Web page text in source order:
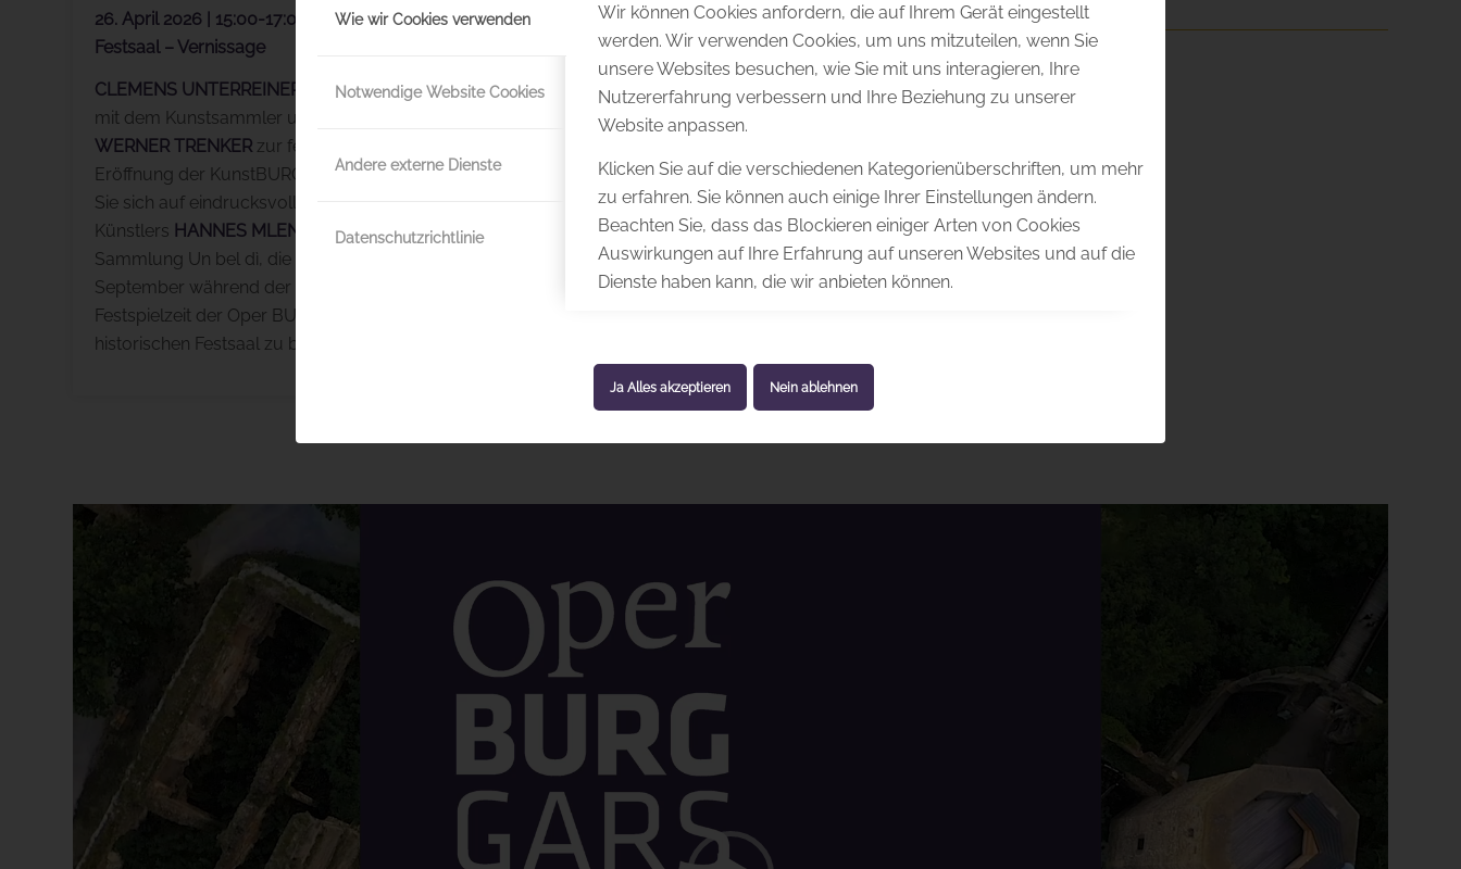
Wie wir Cookies verwenden
Notwendige Website Cookies
Andere externe Dienste
Datenschutzrichtlinie
Wir können Cookies anfordern, die auf Ihrem Gerät eingestellt
werden. Wir verwenden Cookies, um uns mitzuteilen, wenn Sie
unsere Websites besuchen, wie Sie mit uns interagieren, Ihre
Nutzererfahrung verbessern und Ihre Beziehung zu unserer
Website anpassen.
Klicken Sie auf die verschiedenen Kategorienüberschriften, um mehr
zu erfahren. Sie können auch einige Ihrer Einstellungen ändern.
Beachten Sie, dass das Blockieren einiger Arten von Cookies
Auswirkungen auf Ihre Erfahrung auf unseren Websites und auf die
Dienste haben kann, die wir anbieten können.
Ja Alles akzeptieren Nein ablehnen
26. April 2026 | 15:00-17:00 Uhr
Festsaal – Vernissage
CLEMENS UNTERREINER
lädt gemeinsam
mit dem Kunstsammler und Unternehmer
WERNER TRENKER zur feierlichen
Eröffnung der KunstBURG 2026. Freuen
Sie sich auf eindrucksvolle Werke des
Künstlers HANNES MLENEK
aus der
Sammlung Un bel dì, die von Mai bis
September während der gesamten
Festspielzeit der Oper BURG GARS im
historischen Festsaal zu besichtigen sind.